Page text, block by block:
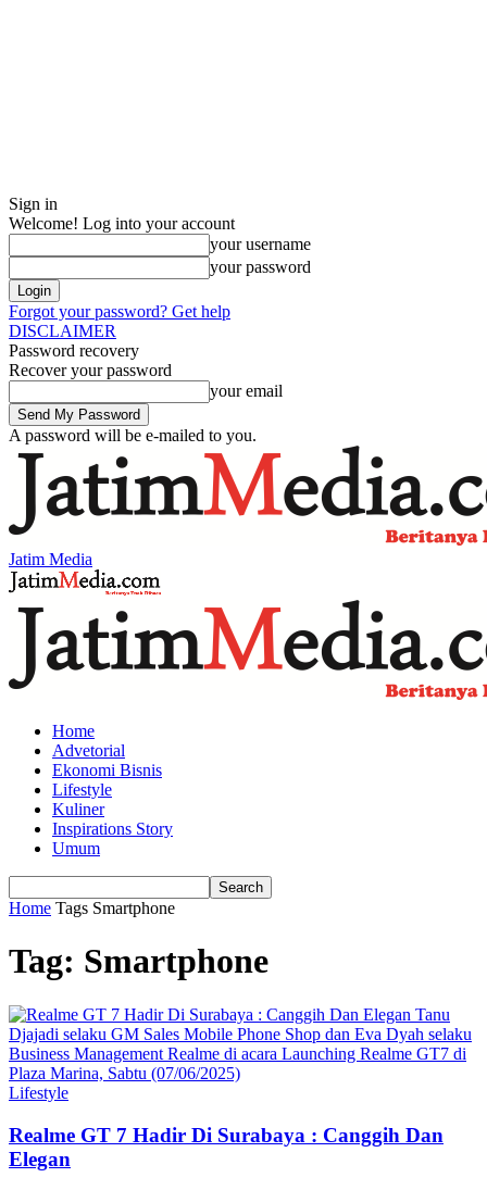
Sign in
Welcome! Log into your account
your username
your password
Forgot your password? Get help
DISCLAIMER
Password recovery
Recover your password
your email
A password will be e-mailed to you.
Jatim Media
Home
Advetorial
Ekonomi Bisnis
Lifestyle
Kuliner
Inspirations Story
Umum
Home Tags Smartphone
Tag: Smartphone
Lifestyle
Realme GT 7 Hadir Di Surabaya : Canggih Dan
Elegan